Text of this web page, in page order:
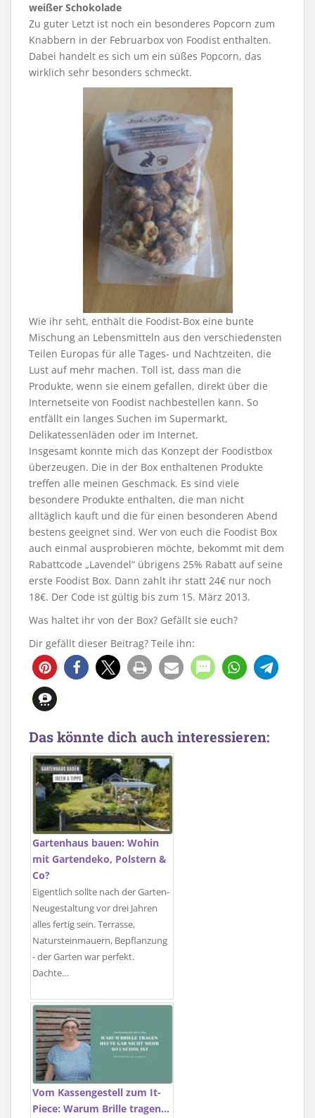
weißer Schokolade
Zu guter Letzt ist noch ein besonderes Popcorn zum
Knabbern in der Februarbox von Foodist enthalten.
Dabei handelt es sich um ein süßes Popcorn, das
wirklich sehr besonders schmeckt.
Wie ihr seht, enthält die Foodist-Box eine bunte
Mischung an Lebensmitteln aus den verschiedensten
Teilen Europas für alle Tages- und Nachtzeiten, die
Lust auf mehr machen. Toll ist, dass man die
Produkte, wenn sie einem gefallen, direkt über die
Internetseite von Foodist nachbestellen kann. So
entfällt ein langes Suchen im Supermarkt,
Delikatessenläden oder im Internet.
Insgesamt konnte mich das Konzept der Foodistbox
überzeugen. Die in der Box enthaltenen Produkte
treffen alle meinen Geschmack. Es sind viele
besondere Produkte enthalten, die man nicht
alltäglich kauft und die für einen besonderen Abend
bestens geeignet sind. Wer von euch die Foodist Box
auch einmal ausprobieren möchte, bekommt mit dem
Rabattcode „Lavendel“ übrigens 25% Rabatt auf seine
erste Foodist Box. Dann zahlt ihr statt 24€ nur noch
18€. Der Code ist gültig bis zum 15. März 2013.
Was haltet ihr von der Box? Gefällt sie euch?
Dir gefällt dieser Beitrag? Teile ihn:
Das könnte dich auch interessieren:
Gartenhaus bauen: Wohin
mit Gartendeko, Polstern &
Co?
Eigentlich sollte nach der Garten-
Neugestaltung vor drei Jahren
alles fertig sein. Terrasse,
Natursteinmauern, Bepflanzung
- der Garten war perfekt.
Dachte…
Vom Kassengestell zum It-
Piece: Warum Brille tragen…